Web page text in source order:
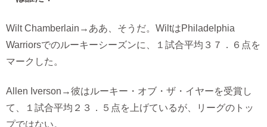
Wilt Chamberlain→ああ、そうだ。WiltはPhiladelphia
Warriorsでのルーキーシーズンに、１試合平均３７．６点を
マークした。
Allen Iverson→彼はルーキー・オブ・ザ・イヤーを受賞し
て、１試合平均２３．５点を上げているが、リーグのトッ
プではない。